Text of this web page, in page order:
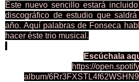
Éste nuevo sencillo estará
discográfico de estudio que
año. Aquí palabras de Fonseca
hacer éste trio musical.
Escúchala
https://
album/